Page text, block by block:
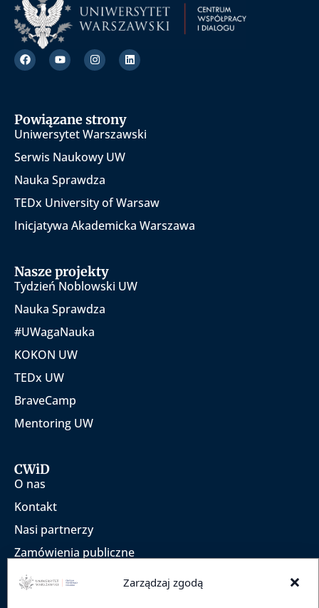
Powiązane strony
Uniwersytet Warszawski
Serwis Naukowy UW
Nauka Sprawdza
TEDx University of Warsaw
Inicjatywa Akademicka Warszawa
Nasze projekty
Tydzień Noblowski UW
Nauka Sprawdza
#UWagaNauka
KOKON UW
TEDx UW
BraveCamp
Mentoring UW
CWiD
O nas
Kontakt
Nasi partnerzy
Zamówienia publiczne
Praca
Zarządzaj zgodą ×